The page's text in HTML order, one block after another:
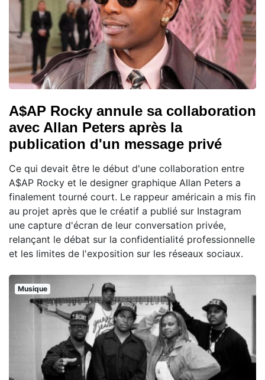
A$AP Rocky annule sa collaboration
avec Allan Peters après la
publication d'un message privé
Ce qui devait être le début d'une collaboration entre
A$AP Rocky et le designer graphique Allan Peters a
finalement tourné court. Le rappeur américain a mis fin
au projet après que le créatif a publié sur Instagram
une capture d'écran de leur conversation privée,
relançant le débat sur la confidentialité professionnelle
et les limites de l'exposition sur les réseaux sociaux.
Musique